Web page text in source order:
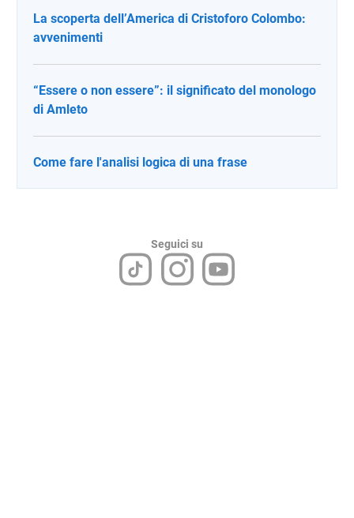
La scoperta dell’America di Cristoforo Colombo:
avvenimenti
“Essere o non essere”: il significato del monologo
di Amleto
Come fare l'analisi logica di una frase
Seguici su